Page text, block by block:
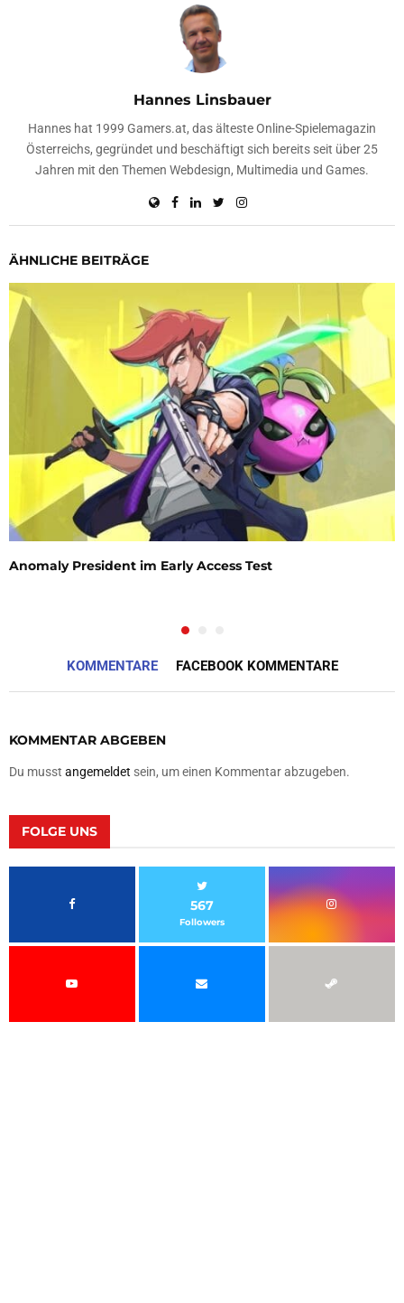
Hannes Linsbauer
Hannes hat 1999 Gamers.at, das älteste Online-Spielemagazin
Österreichs, gegründet und beschäftigt sich bereits seit über 25
Jahren mit den Themen Webdesign, Multimedia und Games.
ÄHNLICHE BEITRÄGE
Anomaly President im Early Access Test
KOMMENTARE FACEBOOK KOMMENTARE
KOMMENTAR ABGEBEN
Du musst angemeldet sein, um einen Kommentar abzugeben.
FOLGE UNS
567
Followers